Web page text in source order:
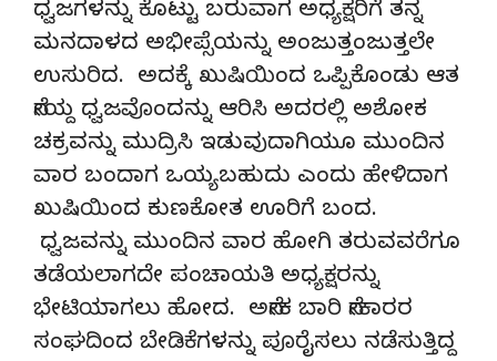
ಧ್ವಜಗಳನ್ನು ಕೊಟ್ಟು ಬರುವಾಗ ಅಧ್ಯಕ್ಷರಿಗೆ ತನ್ನ
ಮನದಾಳದ ಅಭೀಪ್ಸೆಯನ್ನು ಅಂಜುತ್ತಂಜುತ್ತಲೇ
ಉಸುರಿದ. ಅದಕ್ಕೆ ಖುಷಿಯಿಂದ ಒಪ್ಪಿಕೊಂಡು ಆತ
ನೇಯ್ದ ಧ್ವಜವೊಂದನ್ನು ಆರಿಸಿ ಅದರಲ್ಲಿ ಅಶೋಕ
ಚಕ್ರವನ್ನು ಮುದ್ರಿಸಿ ಇಡುವುದಾಗಿಯೂ ಮುಂದಿನ
ವಾರ ಬಂದಾಗ ಒಯ್ಯಬಹುದು ಎಂದು ಹೇಳಿದಾಗ
ಖುಷಿಯಿಂದ ಕುಣಕೋತ ಊರಿಗೆ ಬಂದ.
ಧ್ವಜವನ್ನು ಮುಂದಿನ ವಾರ ಹೋಗಿ ತರುವವರೆಗೂ
ತಡೆಯಲಾಗದೇ ಪಂಚಾಯತಿ ಅಧ್ಯಕ್ಷರನ್ನು
ಭೇಟಿಯಾಗಲು ಹೋದ. ಅನೇಕ ಬಾರಿ ನೇಕಾರರ
ಸಂಘದಿಂದ ಬೇಡಿಕೆಗಳನ್ನು ಪೂರೈಸಲು ನಡೆಸುತ್ತಿದ್ದ